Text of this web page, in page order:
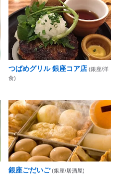
つばめグリル 銀座コア店 (銀座/洋
食)
銀座ごだいご (銀座/居酒屋)